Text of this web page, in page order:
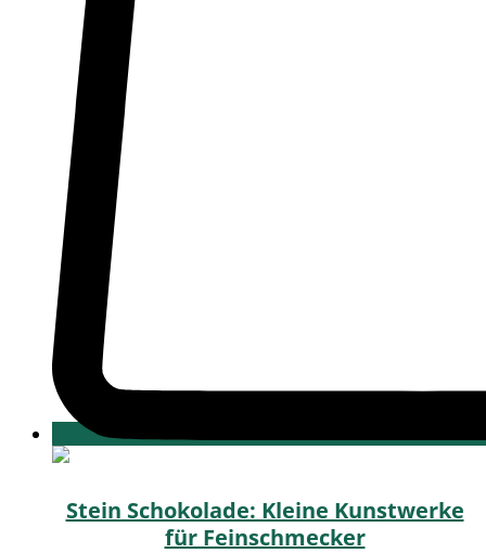
Stein Schokolade: Kleine Kunstwerke
für Feinschmecker